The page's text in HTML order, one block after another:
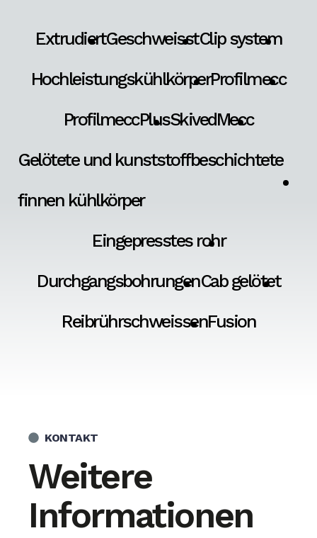
ExtrudiertGeschweisstClip system
HochleistungskühlkörperProfilmecc
ProfilmeccPlusSkivedMecc
Gelötete und kunststoffbeschichtete
finnen kühlkörper
Eingepresstes rohr
DurchgangsbohrungenCab gelötet
ReibrührschweissenFusion
KONTAKT
Weitere
Informationen